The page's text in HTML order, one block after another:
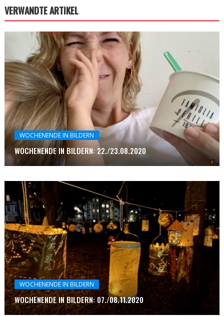
VERWANDTE ARTIKEL
WOCHENENDE IN BILDERN
WOCHENENDE IN BILDERN: 22./23.08.2020
WOCHENENDE IN BILDERN
WOCHENENDE IN BILDERN: 07./08.11.2020